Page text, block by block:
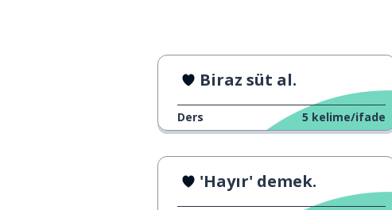
Biraz süt al.
Ders 5 kelime/ifade
'Hayır' demek.